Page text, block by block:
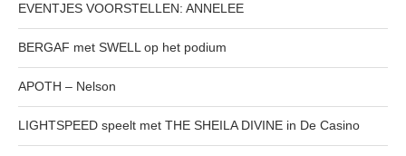
EVENTJES VOORSTELLEN: ANNELEE
BERGAF met SWELL op het podium
APOTH – Nelson
LIGHTSPEED speelt met THE SHEILA DIVINE in De Casino